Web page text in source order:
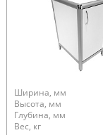
Ширина, мм
Высота, мм
Глубина, мм
Вес, кг